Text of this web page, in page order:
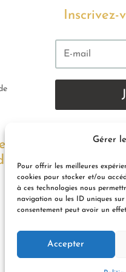
Gérer
Pour offrir les meilleures
cookies pour stocker et/ou
à ces technologies nous
navigation ou les ID uniques
consentement peut avoir un
Accepter
Inscrivez-
En indiquant
consentez à
moment à travers
en bas de chaque